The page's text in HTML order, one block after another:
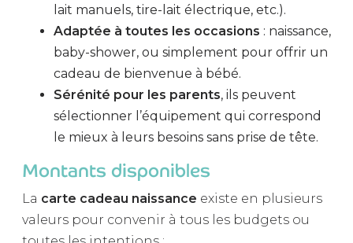
lait manuels, tire-lait électrique, etc.).
Adaptée à toutes les occasions : naissance,
baby-shower, ou simplement pour offrir un
cadeau de bienvenue à bébé.
Sérénité pour les parents, ils peuvent
sélectionner l’équipement qui correspond
le mieux à leurs besoins sans prise de tête.
Montants disponibles
La carte cadeau naissance existe en plusieurs
valeurs pour convenir à tous les budgets ou